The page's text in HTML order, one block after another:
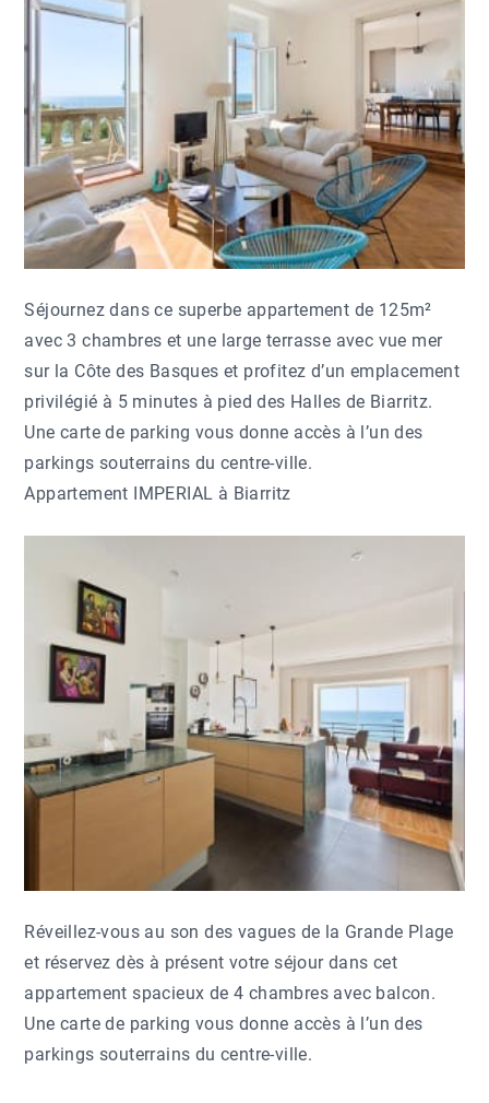
Séjournez dans ce superbe appartement de 125m²
avec 3 chambres et une large terrasse avec vue mer
sur la Côte des Basques et profitez d’un emplacement
privilégié à 5 minutes à pied des Halles de Biarritz.
Une carte de parking vous donne accès à l’un des
parkings souterrains du centre-ville.
Appartement IMPERIAL à Biarritz
Réveillez-vous au son des vagues de la Grande Plage
et réservez dès à présent votre séjour dans cet
appartement spacieux de 4 chambres avec balcon.
Une carte de parking vous donne accès à l’un des
parkings souterrains du centre-ville.